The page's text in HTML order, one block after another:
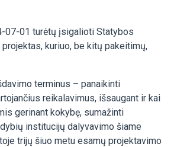
07-01 turėtų įsigalioti Statybos
kuriuo, be kitų pakeitimų,
terminus – panaikinti
reikalavimus, išsaugant ir kai
gerinant kokybę, sumažinti
institucijų dalyvavimo šiame
trijų šiuo metu esamų projektavimo